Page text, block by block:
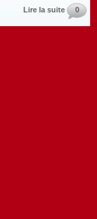
Lire la suite 0